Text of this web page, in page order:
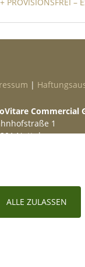
|
Commercial
1
Nottuln
ALLE ZULASSEN